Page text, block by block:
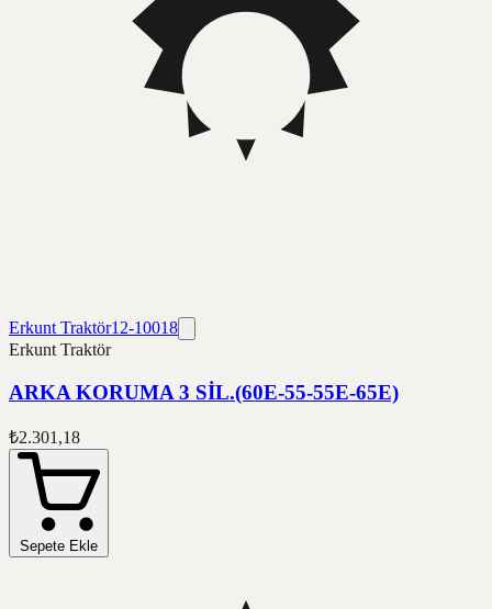
Erkunt Traktör12-10018
Erkunt Traktör
ARKA KORUMA 3 SİL.(60E-55-55E-65E)
₺2.301,18
Sepete Ekle